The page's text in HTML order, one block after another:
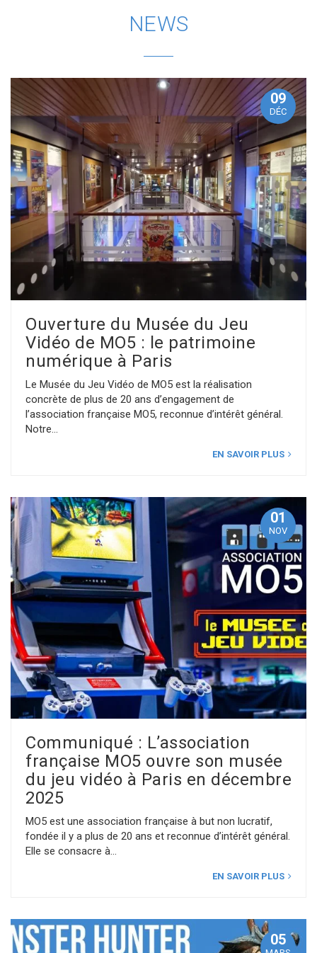
NEWS
09
DÉC
Ouverture du Musée du Jeu
Vidéo de MO5 : le patrimoine
numérique à Paris
Le Musée du Jeu Vidéo de MO5 est la réalisation
concrète de plus de 20 ans d’engagement de
l’association française MO5, reconnue d’intérêt général.
Notre
EN SAVOIR PLUS
01
NOV
Communiqué : L’association
française MO5 ouvre son musée
du jeu vidéo à Paris en décembre
2025
MO5 est une association française à but non lucratif,
fondée il y a plus de 20 ans et reconnue d’intérêt général.
Elle se consacre à
EN SAVOIR PLUS
05